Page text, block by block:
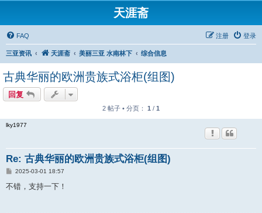
天涯斋
FAQ 登录
注册
三亚资讯 天涯斋 美丽三亚 水南林下 综合信息
古典华丽的欧洲贵族式浴柜(组图)
回复
2 帖子 • 分页： 1 / 1
lky1977
Re: 古典华丽的欧洲贵族式浴柜(组图)
帖
2025-03-01 18:57
不错，支持一下！